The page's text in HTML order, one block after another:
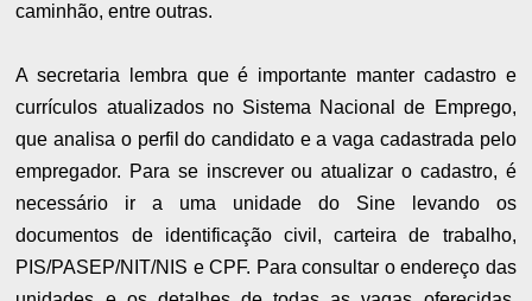
caminhão, entre outras.
A secretaria lembra que é importante manter cadastro e
currículos atualizados no Sistema Nacional de Emprego,
que analisa o perfil do candidato e a vaga cadastrada pelo
empregador. Para se inscrever ou atualizar o cadastro, é
necessário ir a uma unidade do Sine levando os
documentos de identificação civil, carteira de trabalho,
PIS/PASEP/NIT/NIS e CPF. Para consultar o endereço das